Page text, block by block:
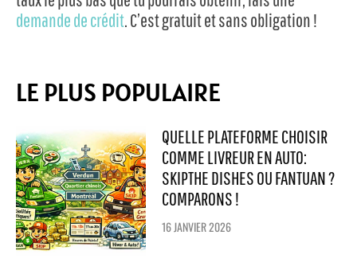
demande de crédit. C’est gratuit et sans obligation !
LE PLUS POPULAIRE
QUELLE PLATEFORME CHOISIR
COMME LIVREUR EN AUTO:
SKIPTHE DISHES OU FANTUAN ?
COMPARONS !
16 JANVIER 2026